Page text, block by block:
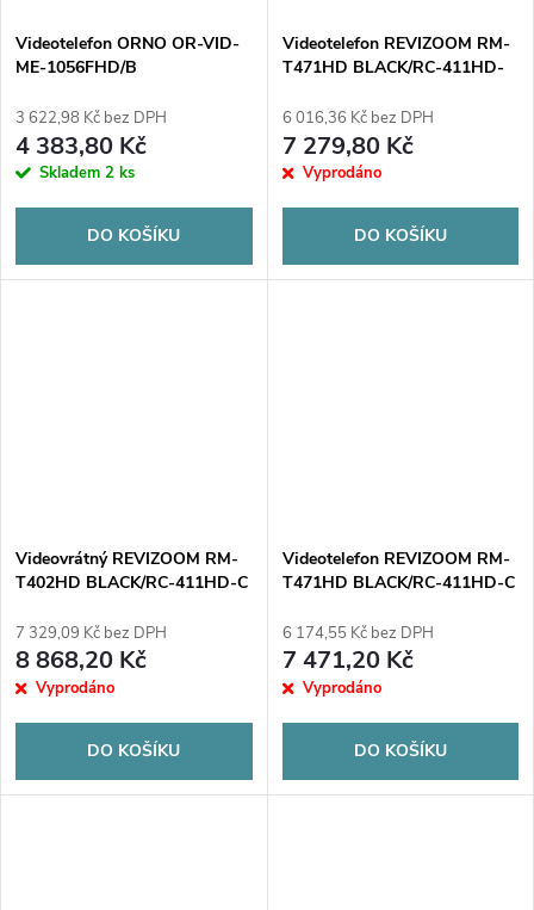
Videotelefon ORNO OR-VID-
ME-1056FHD/B
3 622,98 Kč bez DPH
4 383,80 Kč
Skladem 2 ks
DO KOŠÍKU
Videotelefon REVIZOOM RM-
T471HD BLACK/RC-411HD-
6 016,36 Kč bez DPH
7 279,80 Kč
Vyprodáno
DO KOŠÍKU
Videovrátný REVIZOOM RM-
T402HD BLACK/RC-411HD-C
7 329,09 Kč bez DPH
8 868,20 Kč
Vyprodáno
DO KOŠÍKU
Videotelefon REVIZOOM RM-
T471HD BLACK/RC-411HD-C
6 174,55 Kč bez DPH
7 471,20 Kč
Vyprodáno
DO KOŠÍKU